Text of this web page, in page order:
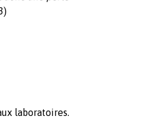
laboratoires.